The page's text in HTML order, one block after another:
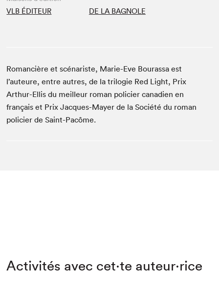
VLB ÉDITEUR DE LA BAGNOLE
Romancière et scénariste, Marie-Eve Bourassa est
l’auteure, entre autres, de la trilogie Red Light, Prix
Arthur-Ellis du meilleur roman policier canadien en
français et Prix Jacques-Mayer de la Société du roman
policier de Saint-Pacôme.
Activités avec cet·te auteur·rice